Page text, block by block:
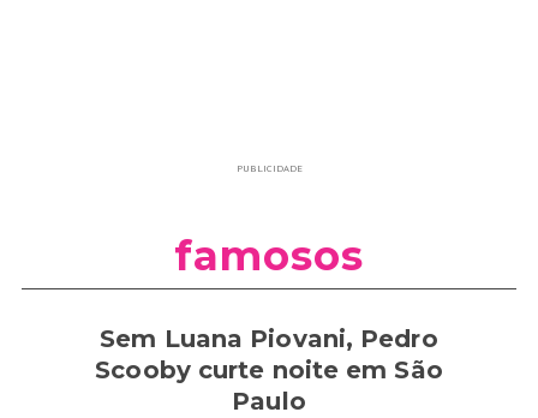
PUBLICIDADE
famosos
Sem Luana Piovani, Pedro
Scooby curte noite em São
Paulo